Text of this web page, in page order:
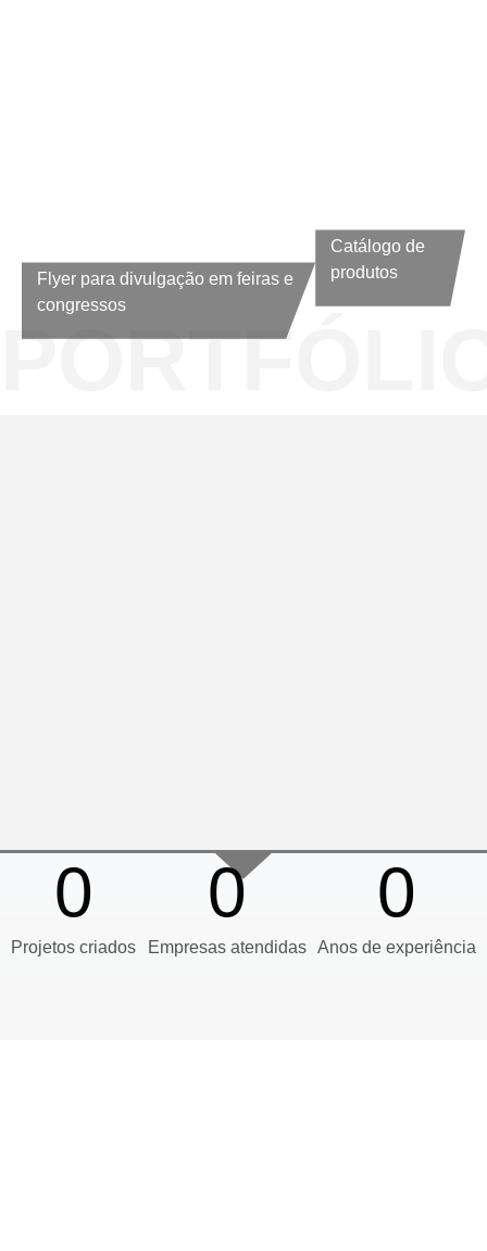
Flyer para divulgação em feiras e
congressos
Catálogo de
produtos
Projetos criados
0
Empresas atendidas
0
Anos de experiência
0